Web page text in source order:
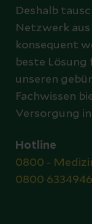
Deshalb
Netzwerk
konsequent
beste
unseren
Fachwissen
Versorgung
Hotline
0800 -
0800 6334946